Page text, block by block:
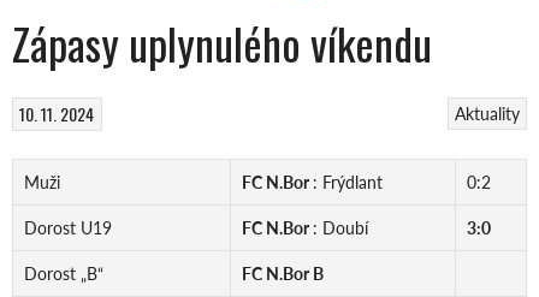
Zápasy uplynulého víkendu
Aktuality
10. 11. 2024
Muži FC N.Bor: Frýdlant 0:2
Dorost U19 FC N.Bor: Doubí 3:0
Dorost „B“ FC N.Bor B